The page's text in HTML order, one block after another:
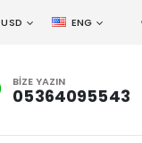
USD ENG
BIZE YAZIN
05364095543